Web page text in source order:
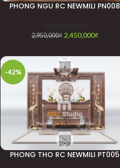
PHONG NGU RC NEWMILI PN008
2,950,000₫ 2,450,000₫
-42%
PHONG THO RC NEWMILI PT005